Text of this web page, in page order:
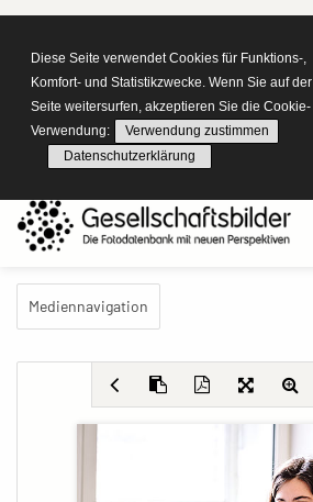
Diese Seite verwendet Cookies für Funktions-,
Komfort- und Statistikzwecke. Wenn Sie auf der
Seite weitersurfen, akzeptieren Sie die Cookie-
Verwendung:
Verwendung zustimmen
Datenschutzerklärung
Mediennavigation